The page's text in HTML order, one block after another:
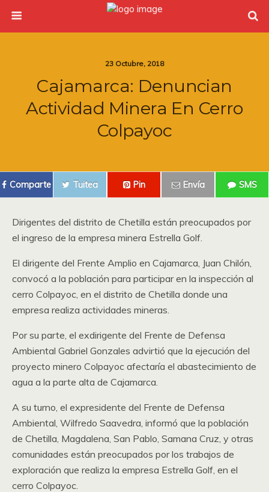
23 Octubre, 2018
Cajamarca: Denuncian
Actividad Minera En Cerro
Colpayoc
Comparte Tuitea Pin Envía SMS
Dirigentes del distrito de Chetilla están preocupados por
el ingreso de la empresa minera Estrella Golf.
El dirigente del Frente Amplio en Cajamarca, Juan Chilón,
convocó a la población para participar en la inspección al
cerro Colpayoc, en el distrito de Chetilla donde una
empresa realiza actividades mineras.
Por su parte, el exdirigente del Frente de Defensa
Ambiental Gabriel Gonzales advirtió que la ejecución del
proyecto minero Colpayoc afectaría el abastecimiento de
agua a la parte alta de Cajamarca.
A su turno, el expresidente del Frente de Defensa
Ambiental, Wilfredo Saavedra, informó que la población
de Chetilla, Magdalena, San Pablo, Samana Cruz, y otras
comunidades están preocupados por los trabajos de
exploración que realiza la empresa Estrella Golf, en el
cerro Colpayoc.